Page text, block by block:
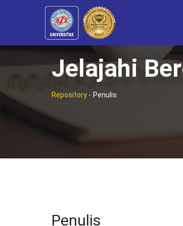
Jelajahi
Repository - Penulis
Penulis